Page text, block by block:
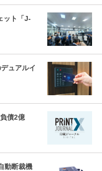
ット「J-
ュアルイ
債2億
動断裁機